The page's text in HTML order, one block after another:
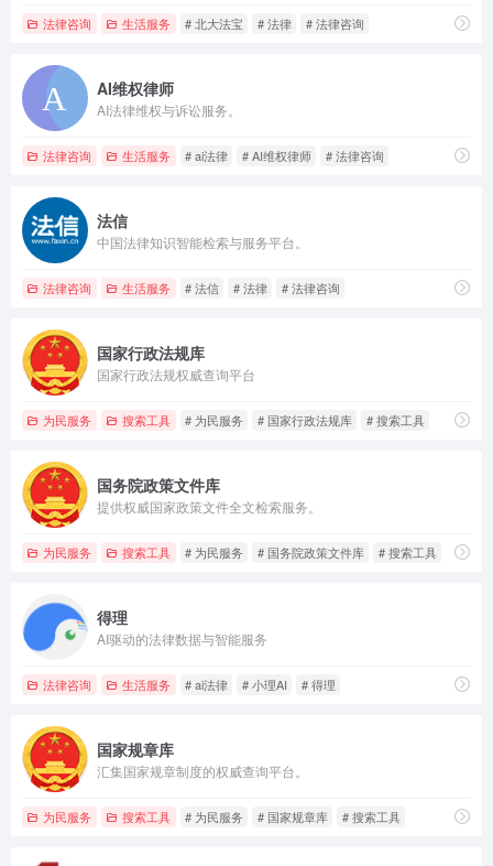
法律咨询 生活服务 # 北大法宝 # 法律 # 法律咨询
AI维权律师
AI法律维权与诉讼服务。
法律咨询 生活服务 # ai法律 # AI维权律师 # 法律咨询
法信
中国法律知识智能检索与服务平台。
法律咨询 生活服务 # 法信 # 法律 # 法律咨询
国家行政法规库
国家行政法规权威查询平台
为民服务 搜索工具 # 为民服务 # 国家行政法规库 # 搜索工具
国务院政策文件库
提供权威国家政策文件全文检索服务。
为民服务 搜索工具 # 为民服务 # 国务院政策文件库 # 搜索工具
得理
AI驱动的法律数据与智能服务
法律咨询 生活服务 # ai法律 # 小理AI # 得理
国家规章库
汇集国家规章制度的权威查询平台。
为民服务 搜索工具 # 为民服务 # 国家规章库 # 搜索工具